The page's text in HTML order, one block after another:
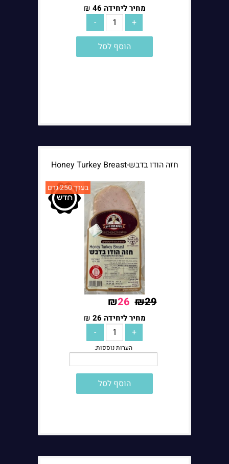
מחיר ליחידה 46
₪
הוסף לסל
חזה הודו בדבש-Honey Turkey Breast
בערך 250 גרם
₪29
₪26
מחיר ליחידה 26
₪
הוסף לסל